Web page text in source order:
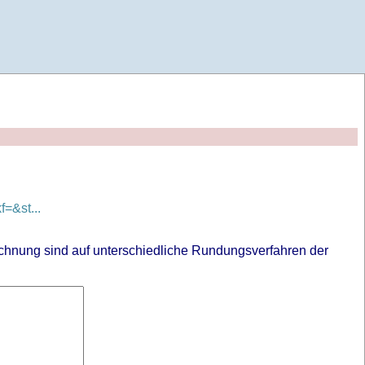
sind auf unterschiedliche Rundungsverfahren der